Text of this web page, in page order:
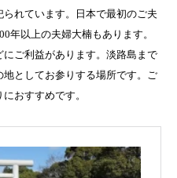
れています。日本で最初のご夫
年以上の夫婦大楠もあります。
ご利益があります。淡路島まで
としてお参りする場所です。ご
おすすめです。